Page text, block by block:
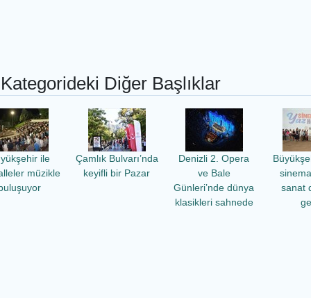
Diğer Başlıklar
ile
müzikle
Çamlık Bulvarı’nda
keyifli bir Pazar
Denizli 2. Opera
ve Bale
Günleri’nde dünya
klasikleri sahnede
sanat